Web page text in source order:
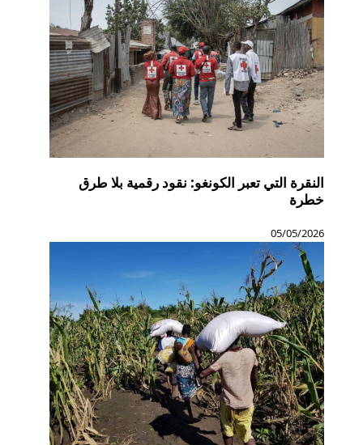
النقرة التي تعبر الكونغو: نقود رقمية بلا طرق
خطرة
05/05/2026